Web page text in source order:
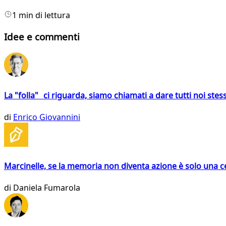
1 min di lettura
Idee e commenti
La "folla" ci riguarda, siamo chiamati a dare tutti noi
di Enrico Giovannini
Marcinelle, se la memoria non diventa azione è solo una
di Daniela Fumarola